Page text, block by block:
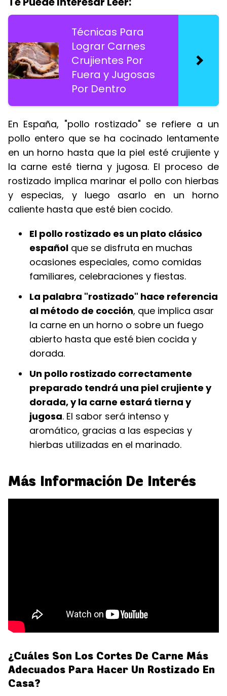
Técnicas Para
Lograr Carnes
Crujientes Por
Fuera y Jugosas
Por Dentro
En España, "pollo rostizado" se refiere a un
pollo entero que se ha cocinado lentamente
en un horno hasta que la piel esté crujiente y
la carne esté tierna y jugosa. El proceso de
rostizado implica marinar el pollo con hierbas
y especias, y luego asarlo en un horno
caliente hasta que esté bien cocido.
El pollo rostizado es un plato clásico
español que se disfruta en muchas
ocasiones especiales, como comidas
familiares, celebraciones y fiestas.
La palabra "rostizado" hace referencia
al método de cocción, que implica asar
la carne en un horno o sobre un fuego
abierto hasta que esté bien cocida y
dorada.
Un pollo rostizado correctamente
preparado tendrá una piel crujiente y
dorada, y la carne estará tierna y
jugosa. El sabor será intenso y
aromático, gracias a las especias y
hierbas utilizadas en el marinado.
Más Información De Interés
¿Cuáles Son Los Cortes De Carne Más
Adecuados Para Hacer Un Rostizado En
Casa?